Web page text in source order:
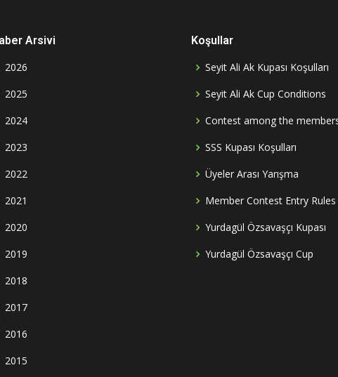
Arsivi
2026
2025
2024
2023
2022
2021
2020
2019
2018
2017
2016
2015
Koşullar
Seyit Ali Ak Kupası Koşulları
Seyit Ali Ak Cup Conditions
Contest among the
SSS Kupası Koşulları
Üyeler Arası Yarışma
Member Contest Entry Rules
Yurdagül Özsavaşçı Kupası
Yurdagül Özsavaşçı Cup